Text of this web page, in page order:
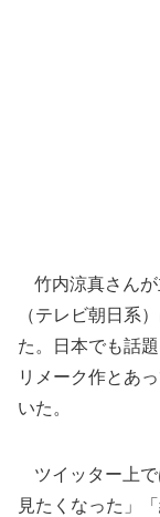
竹内涼真さんが
（テレビ朝日系
た。日本でも話
リメーク作とあ
いた。
ツイッター上で
見たくなった」